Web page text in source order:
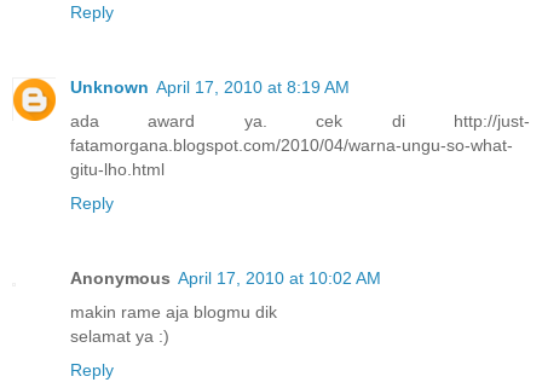
Reply
Unknown April 17, 2010 at 8:19 AM
ada award ya. cek di http://just-
fatamorgana.blogspot.com/2010/04/warna-ungu-so-what-
gitu-lho.html
Reply
Anonymous April 17, 2010 at 10:02 AM
makin rame aja blogmu dik
selamat ya :)
Reply